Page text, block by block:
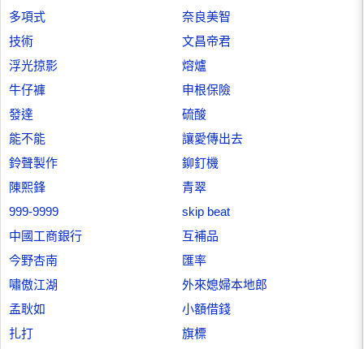
多項式
奈良美智
技術
文昌帝君
浮光掠影
熔爐
牛仔褲
申根保險
發達
硫酸
能不能
讓愛傳出去
鈴聲製作
鉚釘機
陳熙鋒
青翠
999-9999
skip beat
中國工商銀行
互補品
今野杏南
匯率
嘯傲江湖
外來媳婦本地郎
孟耿如
小額借錢
扎打
旗標